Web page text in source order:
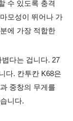
수 있도록 충격
모성이 뛰어나 가
에 가장 적합한
다는 겁니다. 27
다. 칸투칸 K68은
중창의 무게를
니다.